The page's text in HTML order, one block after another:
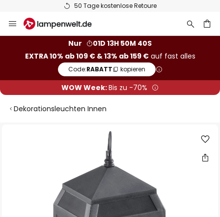
50 Tage kostenlose Retoure
Inhalt
Nur
01D 13H 50M 40S
EXTRA 10% ab 109 € & 13% ab 159 €auf fast alles
Code:RABATT kopieren
WOW Week:Bis zu -70%
Dekorationsleuchten Innen